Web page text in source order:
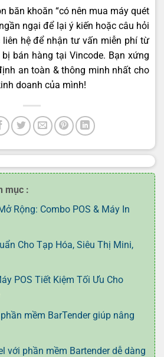
băn khoăn “có nên mua máy quét
ngại để lại ý kiến hoặc câu hỏi
hệ để nhận tư vấn miễn phí từ
bán hàng tại Vincode. Bạn xứng
an toàn & thông minh nhất cho
doanh của mình!
mục :
Rộng: Combo POS & Máy In
Cho Tạp Hóa, Siêu Thị Mini,
POS Tiết Kiệm Tối Ưu Cho
mềm BarTender giúp nâng
với phần mềm Bartender dễ dàng